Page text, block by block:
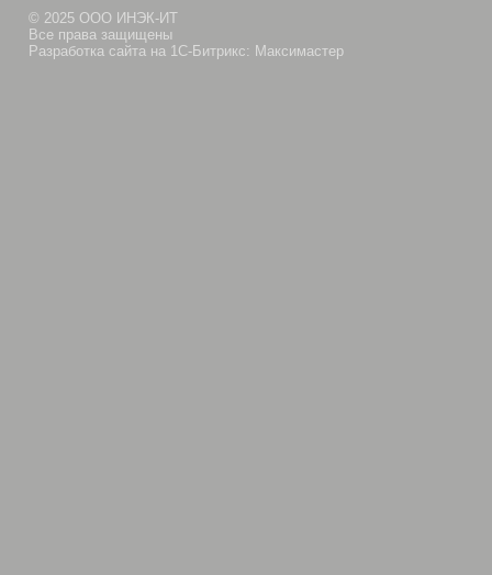
© 2025 ООО ИНЭК-ИТ
Все права защищены
Разработка сайта на 1С-Битрикс: Максимастер